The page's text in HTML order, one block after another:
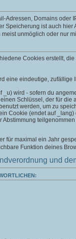
Adressen, Domains
Speicherung ist auch
unmöglich oder nur
Cookies erstellt,
eine eindeutige,
_u) wird - sofern du
Schlüssel, der für
werden, um zu
Cookie (endet auf
für maximal ein Jahr
Funktion deines
und